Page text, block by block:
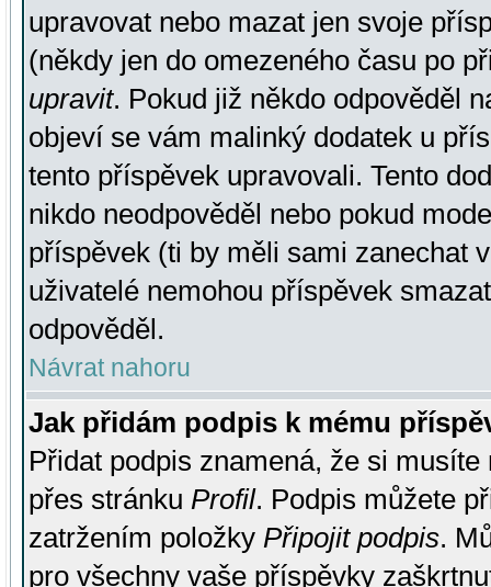
upravovat nebo mazat jen svoje
(někdy jen do omezeného času po
upravit. Pokud již někdo odpověděl
objeví se vám malinký dodatek u
tento příspěvek upravovali. Tento
nikdo neodpověděl nebo pokud
příspěvek (ti by měli sami zanechat
uživatelé nemohou příspěvek
odpověděl.
Návrat nahoru
Jak přidám podpis k mému
Přidat podpis znamená, že si
přes stránku Profil. Podpis můžete
zatržením položky Připojit podpis.
pro všechny vaše příspěvky